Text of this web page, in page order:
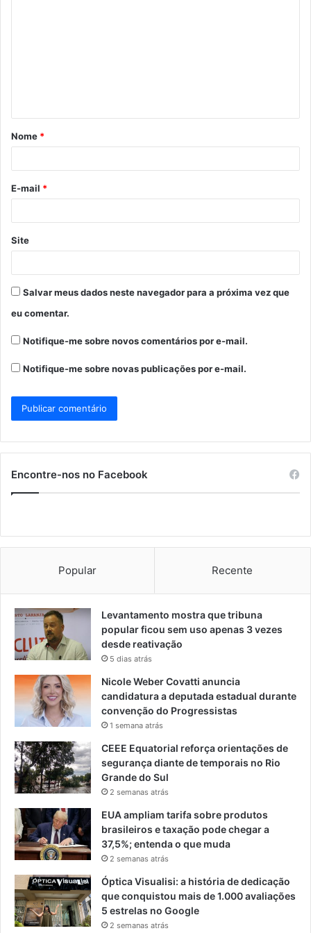
á
r
*
Nome *
E-mail *
Site
Salvar meus dados neste navegador para a próxima vez que
eu comentar.
Notifique-me sobre novos comentários por e-mail.
Notifique-me sobre novas publicações por e-mail.
Encontre-nos no Facebook
Popular Recente
Levantamento mostra que tribuna
popular ficou sem uso apenas 3 vezes
desde reativação
5 dias atrás
Nicole Weber Covatti anuncia
candidatura a deputada estadual durante
convenção do Progressistas
1 semana atrás
CEEE Equatorial reforça orientações de
segurança diante de temporais no Rio
Grande do Sul
2 semanas atrás
EUA ampliam tarifa sobre produtos
brasileiros e taxação pode chegar a
37,5%; entenda o que muda
2 semanas atrás
Óptica Visualisi: a história de dedicação
que conquistou mais de 1.000 avaliações
5 estrelas no Google
2 semanas atrás